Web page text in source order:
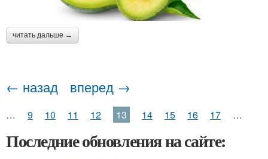
читать дальше →
← назад вперед →
… 9 10 11 12 13 14 15 16 17 …
Последние обновления на сайте: